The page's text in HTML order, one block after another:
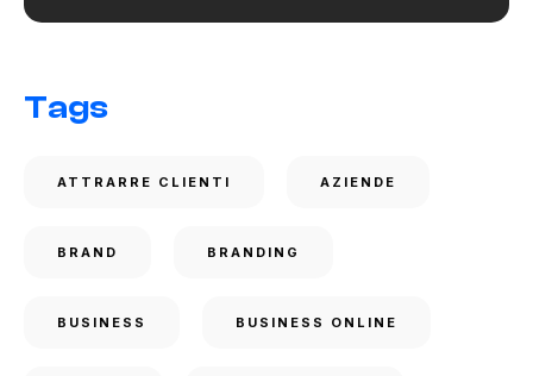
Tags
ATTRARRE CLIENTI AZIENDE
BRAND BRANDING
BUSINESS BUSINESS ONLINE